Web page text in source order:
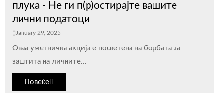
плука - Не ги п(р)остирајте вашите
лични податоци
January 29, 2025
Оваа уметничка акција е посветена на борбата за
заштита на личните...
Повеќе